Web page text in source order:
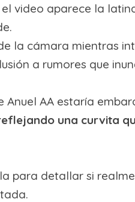
el video aparece la
la cámara mientras
a rumores que
AA estaría
una curvita
para detallar si